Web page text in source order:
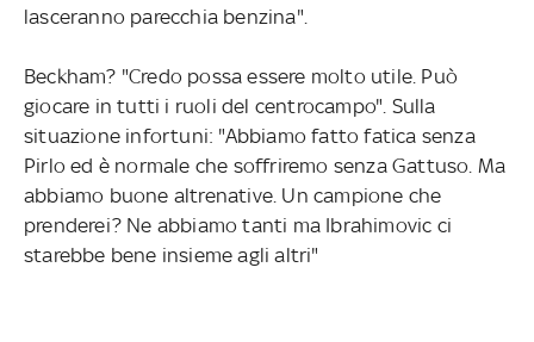
lasceranno parecchia benzina".
Beckham? "Credo possa essere molto utile. Può
giocare in tutti i ruoli del centrocampo". Sulla
situazione infortuni: "Abbiamo fatto fatica senza
Pirlo ed è normale che soffriremo senza Gattuso. Ma
abbiamo buone altrenative. Un campione che
prenderei? Ne abbiamo tanti ma Ibrahimovic ci
starebbe bene insieme agli altri"